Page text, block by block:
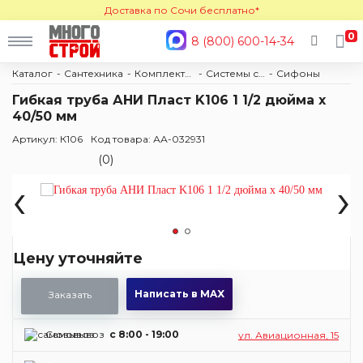
Доставка по Сочи бесплатно*
8 (800) 600-14-34 0
Каталог Сантехника Комплектующие Системы слива Сифоны
Гибкая труба АНИ Пласт K106 1 1/2 дюйма х
40/50 мм
Артикул: К106 Код товара: АА-032931
(0)
‹ ›
Цену уточняйте
Заказать Написать в MAX
Самовывоз c 8:00 - 19:00 ул. Авиационная, 15